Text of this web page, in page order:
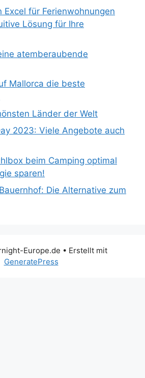
Excel für Ferienwohnungen
Lösung für Ihre
atemberaubende
Mallorca die beste
Länder der Welt
2023: Viele Angebote auch
beim Camping optimal
sparen!
Die Alternative zum
Europe.de • Erstellt mit
GeneratePress